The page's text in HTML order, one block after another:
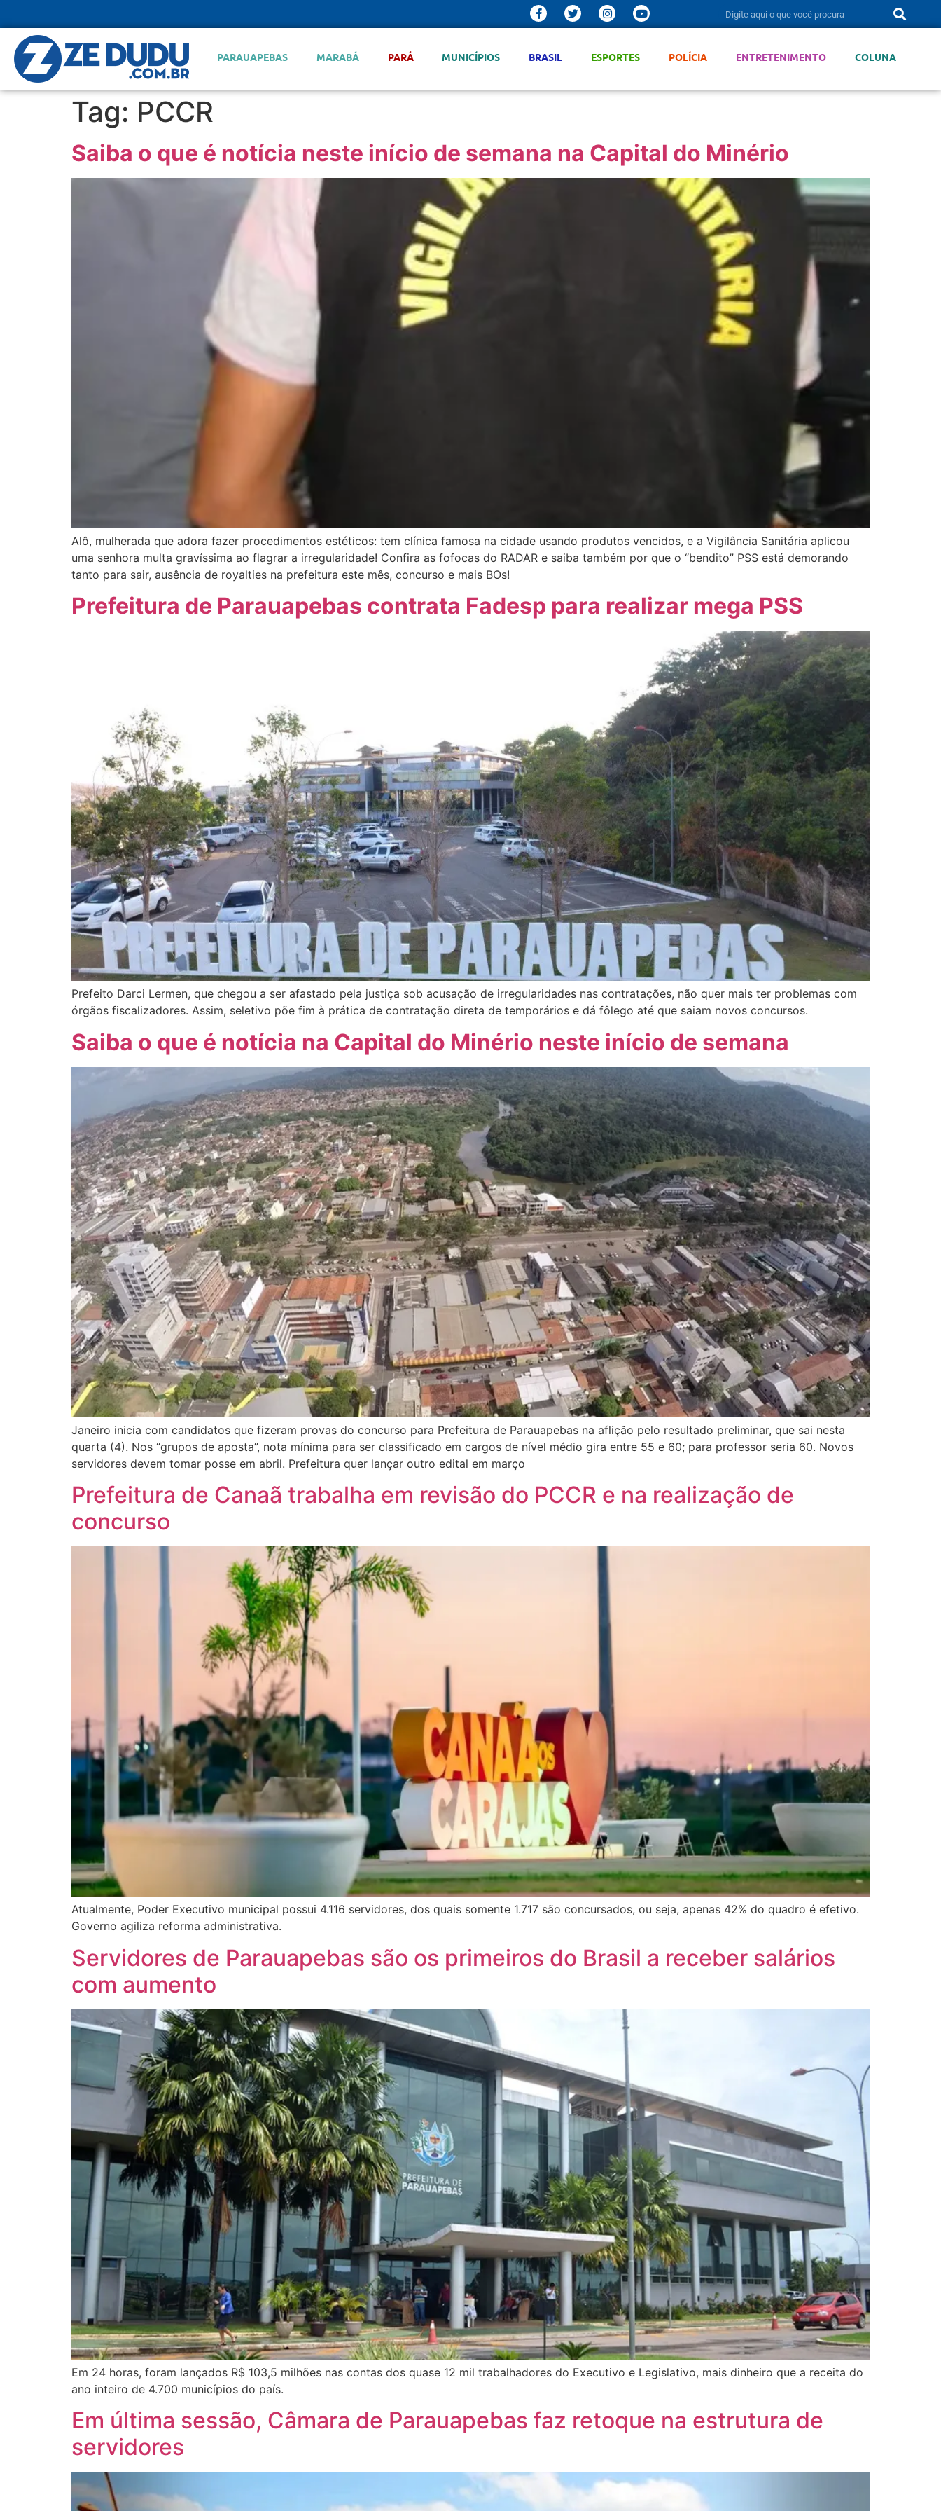
PARAUAPEBAS MARABÁ PARÁ MUNICÍPIOS BRASIL ESPORTES POLÍCIA ENTRETENIMENTO COLUNA
Tag: PCCR
Saiba o que é notícia neste início de semana na Capital do Minério
Alô, mulherada que adora fazer procedimentos estéticos: tem clínica famosa na cidade usando produtos vencidos, e a Vigilância Sanitária aplicou
uma senhora multa gravíssima ao flagrar a irregularidade! Confira as fofocas do RADAR e saiba também por que o “bendito” PSS está demorando
tanto para sair, ausência de royalties na prefeitura este mês, concurso e mais BOs!
Prefeitura de Parauapebas contrata Fadesp para realizar mega PSS
Prefeito Darci Lermen, que chegou a ser afastado pela justiça sob acusação de irregularidades nas contratações, não quer mais ter problemas com
órgãos fiscalizadores. Assim, seletivo põe fim à prática de contratação direta de temporários e dá fôlego até que saiam novos concursos.
Saiba o que é notícia na Capital do Minério neste início de semana
Janeiro inicia com candidatos que fizeram provas do concurso para Prefeitura de Parauapebas na aflição pelo resultado preliminar, que sai nesta
quarta (4). Nos “grupos de aposta”, nota mínima para ser classificado em cargos de nível médio gira entre 55 e 60; para professor seria 60. Novos
servidores devem tomar posse em abril. Prefeitura quer lançar outro edital em março
Prefeitura de Canaã trabalha em revisão do PCCR e na realização de
concurso
Atualmente, Poder Executivo municipal possui 4.116 servidores, dos quais somente 1.717 são concursados, ou seja, apenas 42% do quadro é efetivo.
Governo agiliza reforma administrativa.
Servidores de Parauapebas são os primeiros do Brasil a receber salários
com aumento
Em 24 horas, foram lançados R$ 103,5 milhões nas contas dos quase 12 mil trabalhadores do Executivo e Legislativo, mais dinheiro que a receita do
ano inteiro de 4.700 municípios do país.
Em última sessão, Câmara de Parauapebas faz retoque na estrutura de
servidores